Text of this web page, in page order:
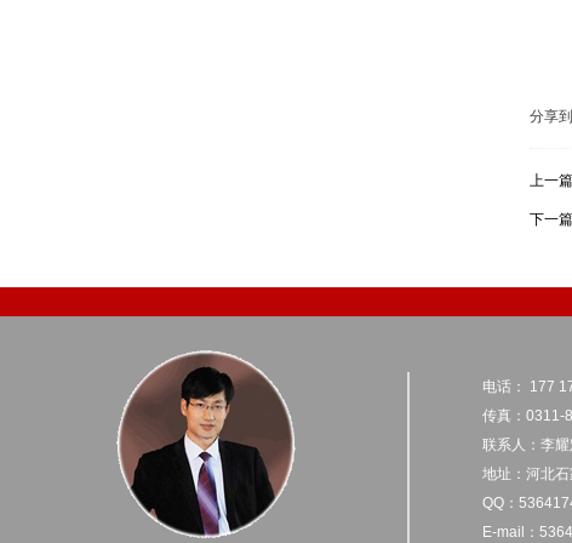
分享到
上一篇
下一篇
电话： 177
传真：0311-
联系人：李
地址：河北
QQ：
E-mail：